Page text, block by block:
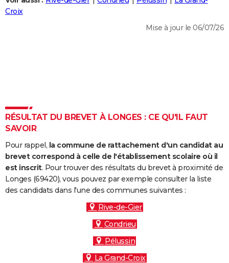
Destinations
City break
Voyage nature
Voyage de noces
Forum
Climat
+
PHOTO
Dictionnaire
Biographies
Citations
Expressions
Proverbes
PROGRAMME TV
S'inscrire
Se connecter
Lycées
Collèges
Primaires
Universités
Entreprises
Service militaire
Avis de recherche
AVIS DE DÉCÈS
FORUM
Croix
Mise à jour le 06/07/26
RÉSULTAT DU BREVET À LONGES : CE QU'IL FAUT
SAVOIR
Pour rappel, la commune de rattachement d'un candidat au
brevet correspond à celle de l'établissement scolaire où il
est inscrit. Pour trouver des résultats du brevet à proximité de
Longes (69420), vous pouvez par exemple consulter la liste
des candidats dans l'une des communes suivantes :
Rive-de-Gier
Condrieu
Pélussin
La Grand-Croix